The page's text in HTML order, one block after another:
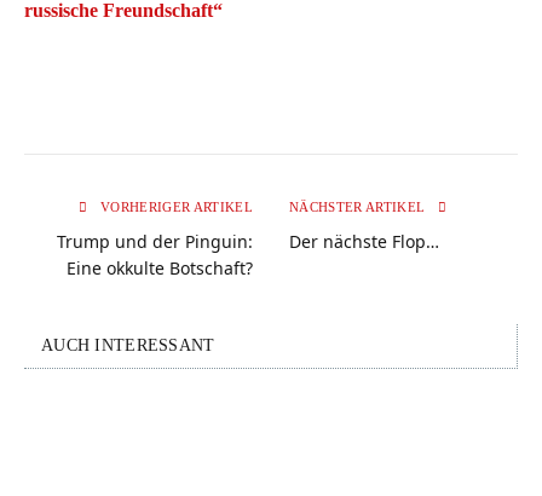
russische Freundschaft“
VORHERIGER ARTIKEL
Trump und der Pinguin:
Eine okkulte Botschaft?
NÄCHSTER ARTIKEL
Der nächste Flop…
AUCH INTERESSANT